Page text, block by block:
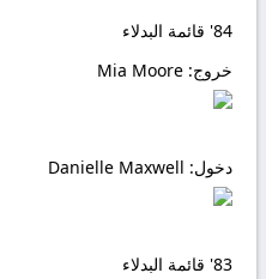
84' قائمة البدلاء
خروج:
دخول:
83' قائمة البدلاء